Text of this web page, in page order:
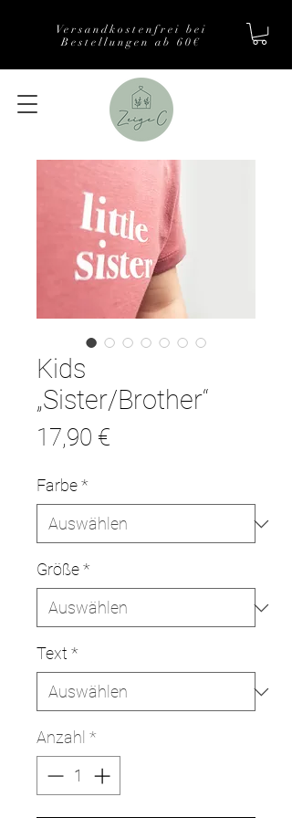
Versandkostenfrei bei
Bestellungen ab 60€
Kids
„Sister/Brother“
17,90 €
Farbe*
Größe*
Text *
Anzahl *